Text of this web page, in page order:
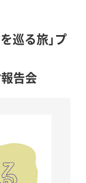
巡る旅」プ
告会